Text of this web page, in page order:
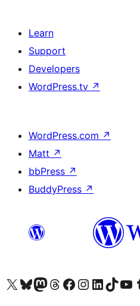
Learn
Support
Developers
WordPress.tv ↗
WordPress.com ↗
Matt ↗
bbPress ↗
BuddyPress ↗
Visit our X (formerly Twitter) account
Visit our Bluesky account
Visit our Mastodon account
Visit our Threads account
Visit our Facebook page
Visit our Instagram account
Visit our LinkedIn
Visit our TikTok
Visit our